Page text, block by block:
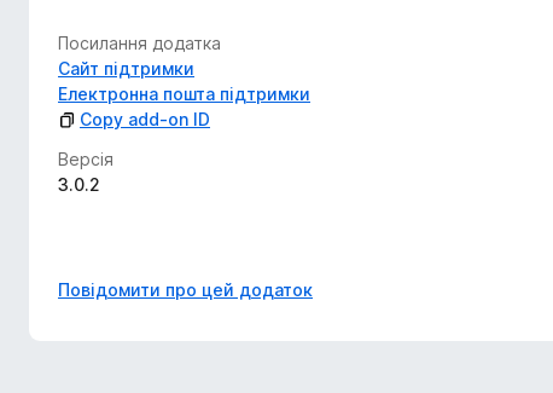
Посилання додатка
Сайт підтримки
Електронна пошта підтримки
Copy add-on ID
Версія
3.0.2
Повідомити про цей додаток